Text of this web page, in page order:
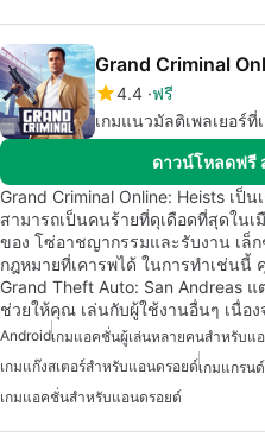
Grand Criminal
4.4 ฟรี
เกมแนวมัลติเพลเยอร์
ดาวน์โหลดฟรี
Grand Criminal Online: Heists เ
สามารถเป็นคนร้ายที่ดุเดือดที่สุดใน
ของ โซ่อาชญากรรมและรับงาน เล็
กฎหมายที่เคารพได้ ในการทำเช่นนี้
Grand Theft Auto: San Andreas
ช่วยให้คุณ เล่นกับผู้ใช้งานอื่นๆ เนื่อ
Android
เกมแก๊งสเตอร์สำหรับแอนดรอยด์เกมแกรน
เกมแอคชั่นสำหรับแอนดรอยด์